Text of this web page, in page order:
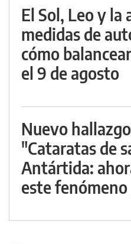
El Sol, Leo y
medidas de
cómo
el 9 de agosto
Nuevo
"Cataratas de
Antártida:
este